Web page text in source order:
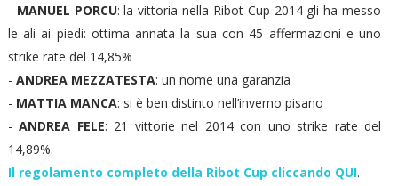
- MANUEL PORCU: la vittoria nella Ribot Cup 2014 gli ha messo
le ali ai piedi: ottima annata la sua con 45 affermazioni e uno
strike rate del 14,85%
- ANDREA MEZZATESTA: un nome una garanzia
- MATTIA MANCA: si è ben distinto nell’inverno pisano
-ANDREA FELE: 21 vittorie nel 2014 con uno strike rate del
14,89%.
Il regolamento completo della Ribot Cup cliccando QUI.